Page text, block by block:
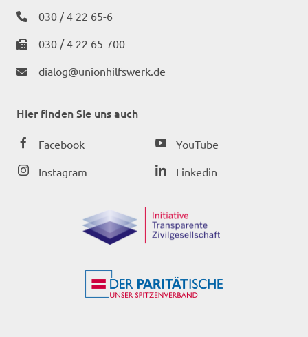
030 / 4 22 65-6
030 / 4 22 65-700
dialog@unionhilfswerk.de
Hier finden Sie uns auch
Facebook
Instagram
YouTube
Linkedin